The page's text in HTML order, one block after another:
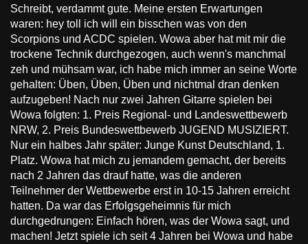
Schreibt, verdammt gute. Meine ersten Erwartungen
waren: hey toll ich will ein bisschen was von den
Scorpions und ACDC spielen. Wowa aber hat mit mir die
trockene Technik durchgezogen, auch wenn's manchmal
zeh und mühsam war, ich habe mich immer an seine Worte
gehalten: Üben, Üben, Üben und nichtmal dran denken
aufzugeben! Nach nur zwei Jahren Gitarre spielen bei
Wowa folgten: 1. Preis Regional- und Landeswettbewerb
NRW, 2. Preis Bundeswettbewerb JUGEND MUSIZIERT.
Nur ein halbes Jahr später: Junge Kunst Deutschland, 1.
Platz. Wowa hat mich zu jemandem gemacht, der bereits
nach 2 Jahren das drauf hatte, was die anderen
Teilnehmer der Wettbewerbe erst in 10-15 Jahren erreicht
hatten. Da war das Erfolgsgeheimnis für mich
durchgedrungen: Einfach hören, was der Wowa sagt, und
machen! Jetzt spiele ich seit 4 Jahren bei Wowa und habe